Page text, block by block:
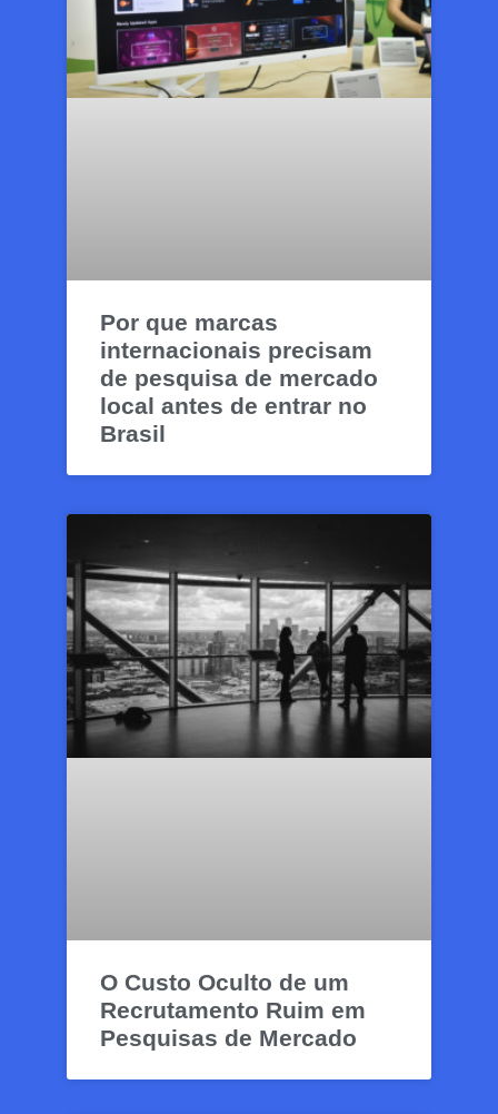
Por que marcas
internacionais precisam
de pesquisa de mercado
local antes de entrar no
Brasil
O Custo Oculto de um
Recrutamento Ruim em
Pesquisas de Mercado